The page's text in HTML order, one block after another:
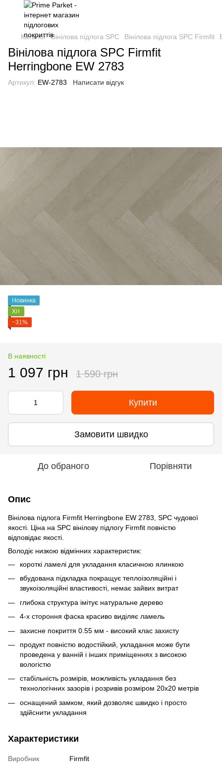
Каталог Вінілова підлога SPC Вінілова підлога SPC Firmfit
Вінілова підлога SPC Firmfit
Herringbone EW 2783
Артикул: EW-2783 Написати відгук
Новинка
Хіт
−31%
В наявності
1 097 грн 1 590 грн
Купити
Замовити швидко
До обраного Порівняти
Опис
Вінілова підлога Firmfit Herringbone EW 2783, SPC чудової
якості. Ціна на SPC вінілову підлогу Firmfit повністю
відповідає якості.
Володіє низкою відмінних характеристик:
короткі ламелі для укладання класичною ялинкою
вбудована підкладка покращує теплоізоляційні і
звукоізоляційні властивості, немає зайвих витрат
глибока структура імітує натуральне дерево
4-х стороння фаска красиво виділяє ламель
захисне покриття 0.55 мм - високий клас захисту
продукт повністю водостійкий, укладання може бути
проведена у ванній і інших приміщеннях з високою
вологістю
стабільність розмірів, можливість укладання без
технологічних зазорів і розривів розміром 20х20 метрів
оснащений замком, який дозволяє швидко і просто
здійснити укладання
Характеристики
Виробник
Firmfit